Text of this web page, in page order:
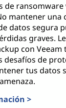
de ransomware
mantener una
datos segura
graves.
con Veeam
desafíos de
tus datos
>